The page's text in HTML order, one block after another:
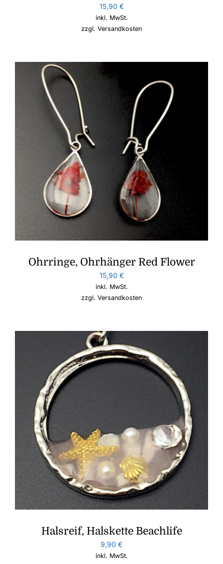
15,90 €
inkl. MwSt.
zzgl. Versandkosten
Ohrringe, Ohrhänger Red Flower
15,90 €
inkl. MwSt.
zzgl. Versandkosten
Halsreif, Halskette Beachlife
9,90 €
inkl. MwSt.